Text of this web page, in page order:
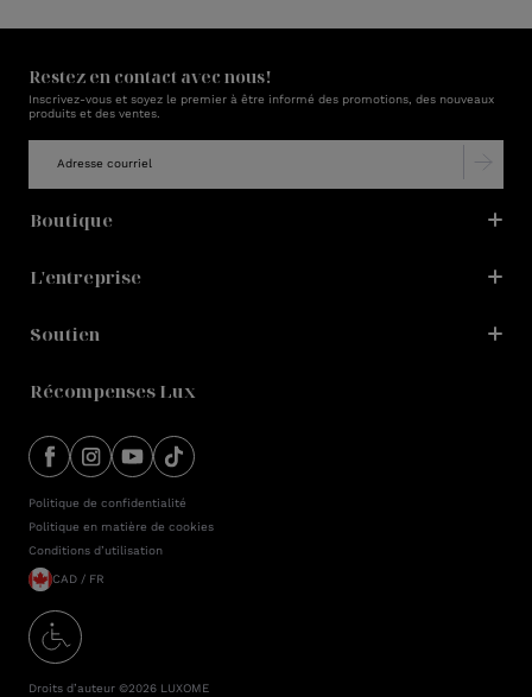
Restez en contact avec nous!
Inscrivez-vous et soyez le premier à être informé des promotions, des nouveaux
produits et des ventes.
Boutique
L'entreprise
Soutien
Récompenses Lux
Politique de confidentialité
Politique en matière de cookies
Conditions d’utilisation
CAD / FR
Droits d’auteur ©2026 LUXOME